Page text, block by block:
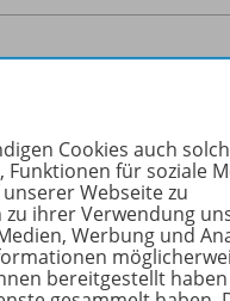
Cookies auch
für soziale
Webseite zu
ihrer Verwendung
Werbung und
bereitgestellt